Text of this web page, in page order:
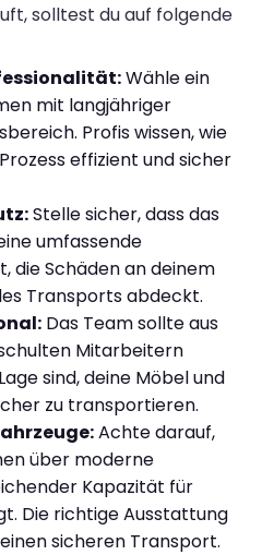
solltest du auf folgende
Wähle ein
mit langjähriger
Profis wissen, wie
effizient und sicher
Stelle sicher, dass das
umfassende
die Schäden an deinem
Transports abdeckt.
Das Team sollte aus
Mitarbeitern
sind, deine Möbel und
zu transportieren.
Achte darauf,
über moderne
Kapazität für
Die richtige Ausstattung
sicheren Transport.